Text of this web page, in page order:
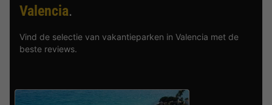
Valencia.
Vind de selectie van vakantieparken in Valencia met de
beste reviews.